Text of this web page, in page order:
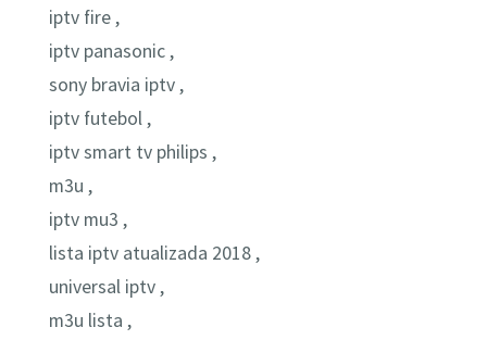
iptv fire ,
iptv panasonic ,
sony bravia iptv ,
iptv futebol ,
iptv smart tv philips ,
m3u ,
iptv mu3 ,
lista iptv atualizada 2018 ,
universal iptv ,
m3u lista ,